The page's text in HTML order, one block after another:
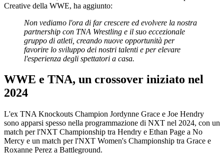
Creative della WWE, ha aggiunto:
Non vediamo l'ora di far crescere ed evolvere la nostra
partnership con TNA Wrestling e il suo eccezionale
gruppo di atleti, creando nuove opportunità per
favorire lo sviluppo dei nostri talenti e per elevare
l'esperienza degli spettatori a casa.
WWE e TNA, un crossover iniziato nel
2024
L'ex TNA Knockouts Champion Jordynne Grace e Joe Hendry
sono apparsi spesso nella programmazione di NXT nel 2024, con un
match per l'NXT Championship tra Hendry e Ethan Page a No
Mercy e un match per l'NXT Women's Championship tra Grace e
Roxanne Perez a Battleground.